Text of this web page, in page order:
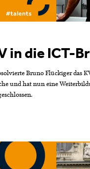
in die ICT-
Bruno Flückiger das
und hat nun eine